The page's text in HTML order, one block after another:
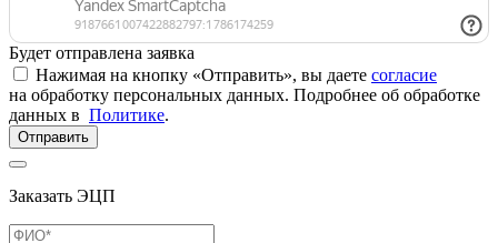
Будет отправлена заявка
Нажимая на кнопку «Отправить», вы даете согласие
на обработку персональных данных. Подробнее об обработке
данных в Политике.
Отправить
Заказать ЭЦП